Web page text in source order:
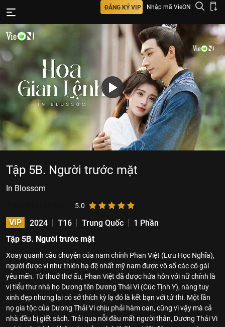
ĐĂNG KÝ VIP Nhập mã VieON
Tập 5B. Người trước mặt
In Blossom
5.0
VIP 2024 T16 Trung Quốc
1 Phần
Tập 5B. Người trước mặt
Xoay quanh câu chuyện của nam chính Phan Việt (Lưu Học Nghĩa),
người được ví như thiên hạ đệ nhất mỹ nam được vô số các cô gái
yêu mến. Từ thuở thơ ấu, Phan Việt đã được hứa hôn với nữ chính là
vị tiểu thư nhà họ Dương tên Dương Thái Vi (Cúc Tịnh Y), nàng tuy
xinh đẹp nhưng lại có sở thích kỳ lạ đó là kết bạn với tử thi. Một lần
nọ gia tộc của Dương Thải Vi chịu phải hàm oan, cũng vì vậy mà cả
nhà đều bị giết sách. Trải qua nỗi đâu mất người thân, Dương Thái Vi